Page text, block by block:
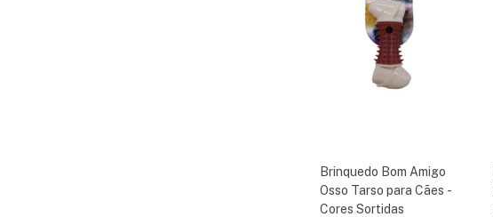
Brinquedo Bom Amigo
Osso Tarso para Cães -
Cores Sortidas